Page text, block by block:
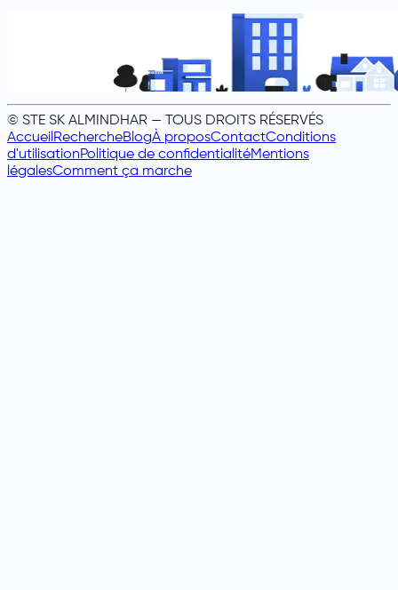
© STE SK ALMINDHAR — TOUS DROITS RÉSERVÉS
AccueilRechercheBlogÀ proposContactConditions
d'utilisationPolitique de confidentialitéMentions
légalesComment ça marche